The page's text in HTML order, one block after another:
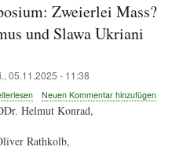
Zweierlei Mass?
und Slawa Ukriani
05.11.2025 - 11:38
über
Kritik
Symposium:
Neuen Kommentar hinzufügen
Helmut Konrad,
Rathkolb,